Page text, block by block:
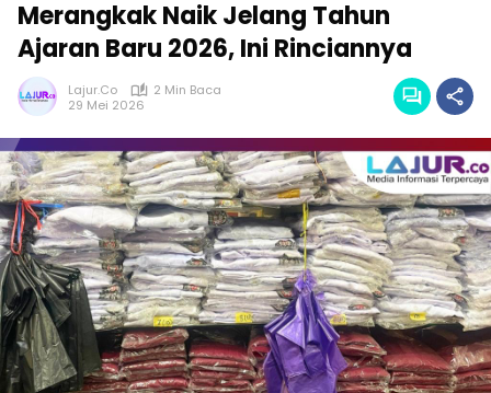
Merangkak Naik Jelang Tahun
Ajaran Baru 2026, Ini Rinciannya
Lajur.co
2 Min Baca
29 Mei 2026